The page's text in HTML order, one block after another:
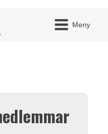
Meny